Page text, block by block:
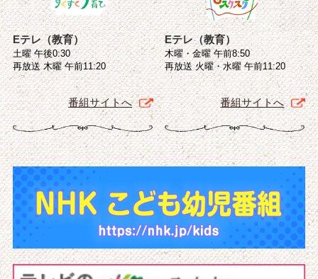
Eテレ（教育）
土曜 午後0:30
再放送 木曜 午前11:20
番組サイトへ
Eテレ（教育）
木曜・金曜 午前8:50
再放送 火曜・水曜 午前11:20
番組サイトへ